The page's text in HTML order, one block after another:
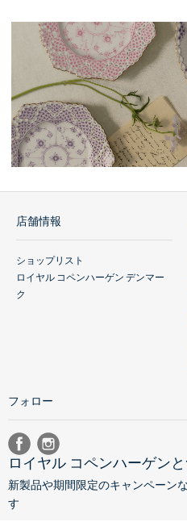
店舗情報
ショップリスト
ロイヤル コペンハーゲン デンマー
ク
フォロー
ロイヤル コペンハーゲン
新製品や期間限定のキャンペーン
す